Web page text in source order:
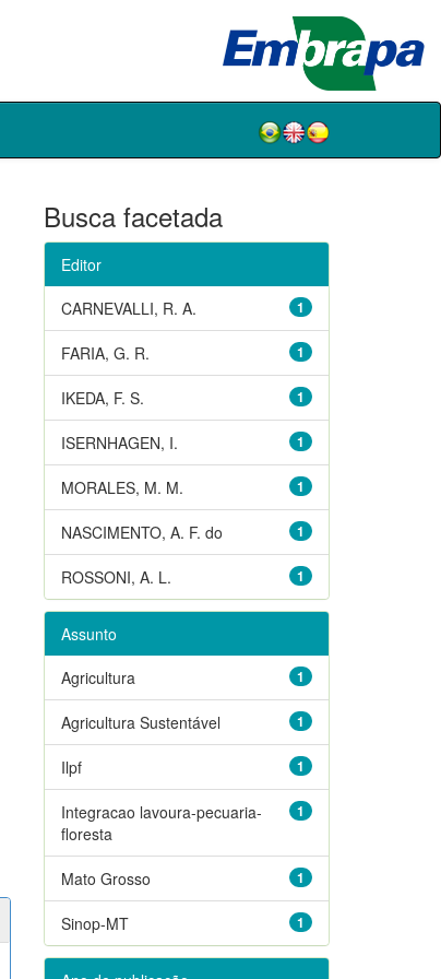
Busca facetada
Editor
1
CARNEVALLI, R. A.
1
FARIA, G. R.
1
IKEDA, F. S.
1
ISERNHAGEN, I.
1
MORALES, M. M.
1
NASCIMENTO, A. F. do
1
ROSSONI, A. L.
Assunto
1
Agricultura
1
Agricultura Sustentável
1
Ilpf
1
Integracao lavoura-pecuaria-
floresta
1
Mato Grosso
1
Sinop-MT